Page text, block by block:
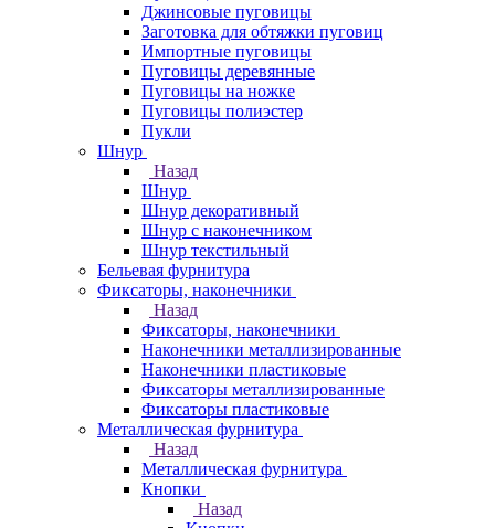
Джинсовые пуговицы
Заготовка для обтяжки пуговиц
Импортные пуговицы
Пуговицы деревянные
Пуговицы на ножке
Пуговицы полиэстер
Пукли
Шнур
Назад
Шнур
Шнур декоративный
Шнур с наконечником
Шнур текстильный
Бельевая фурнитура
Фиксаторы, наконечники
Назад
Фиксаторы, наконечники
Наконечники металлизированные
Наконечники пластиковые
Фиксаторы металлизированные
Фиксаторы пластиковые
Металлическая фурнитура
Назад
Металлическая фурнитура
Кнопки
Назад